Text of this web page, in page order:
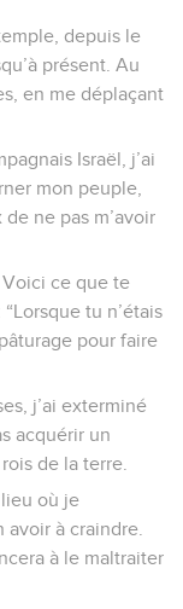
depuis le
présent. Au
en me déplaçant
Israël, j’ai
mon peuple,
ne pas m’avoir
Voici ce que te
tu n’étais
pour faire
j’ai exterminé
acquérir un
de la terre.
où je
avoir à craindre.
à le maltraiter